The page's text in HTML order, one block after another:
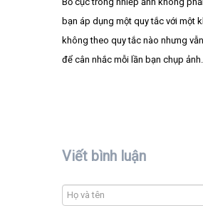
bạn áp dụng một quy tắc với một
không theo quy tắc nào nhưng
để cân nhắc mỗi lần bạn chụp ảnh.
Viết bình luận